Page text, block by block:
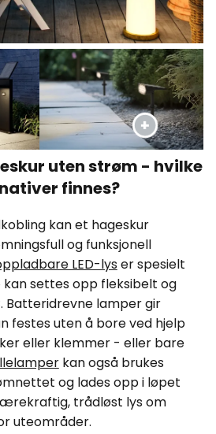
uten strøm - hvilke
finnes?
kan et hageskur
og funksjonell
LED-lyser spesielt
settes opp fleksibelt og
Batteridrevne lamper gir
festes uten å bore ved hjelp
eller klemmer - eller bare
kan også brukes
og lades opp i løpet
trådløst lys om
uteområder.